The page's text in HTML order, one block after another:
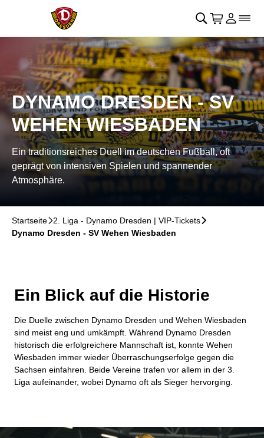
Navigation überspringen
􀊫 􀍩 Login
􀉩􀌇
DYNAMO DRESDEN - SV
WEHEN WIESBADEN
Ein traditionsreiches Duell im deutschen Fußball, oft
geprägt von intensiven Spielen und spannender
Atmosphäre.
Startseite􀆊2. Liga - Dynamo Dresden | VIP-Tickets􀆊
Dynamo Dresden - SV Wehen Wiesbaden
Ein Blick auf die Historie
Die Duelle zwischen Dynamo Dresden und Wehen Wiesbaden
sind meist eng und umkämpft. Während Dynamo Dresden
historisch die erfolgreichere Mannschaft ist, konnte Wehen
Wiesbaden immer wieder Überraschungserfolge gegen die
Sachsen einfahren. Beide Vereine trafen vor allem in der 3.
Liga aufeinander, wobei Dynamo oft als Sieger hervorging.